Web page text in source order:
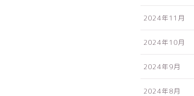
2024年11月
2024年10月
2024年9月
2024年8月